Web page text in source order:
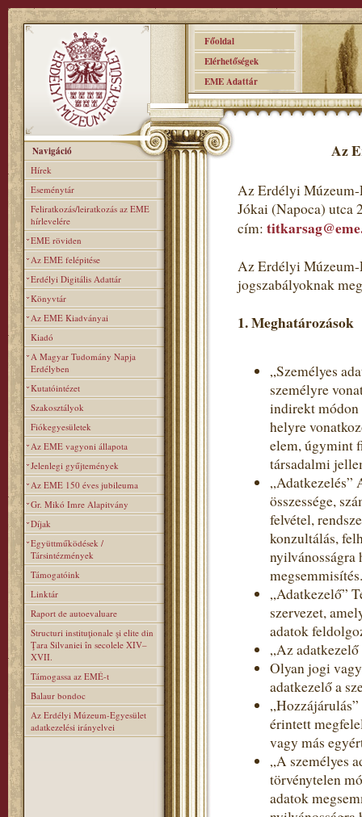
Főoldal
Elérhetőségek
EME Adattár
Navigáció
Hírek
Eseménytár
Feliratkozás/leiratkozás az EME
hírlevelére
EME röviden
Az EME felépitése
Erdélyi Digitális Adattár
Könyvtár
Az EME Kiadványai
Kiadó
A Magyar Tudomány Napja
Erdélyben
Kutatóintézet
Szakosztályok
Fiókegyesületek
Az EME vagyoni állapota
Jelenlegi gyűjtemények
Az EME 150 éves jubileuma
Gr. Mikó Imre Alapitvány
Díjak
Együttműködések /
Társintézmények
Támogatóink
Linktár
Raport de autoevaluare
Structuri instituţionale şi elite din
Ţara Silvaniei în secolele XIV–
XVII.
Támogassa az EMÉ-t
Balaur bondoc
Az Erdélyi Múzeum-Egyesület
adatkezelési irányelvei
Az
Az Erdélyi
Jókai (Napoca) utca
cím:
Az Erdélyi Múzeum-
jogszabályoknak
1. Meghatározások
„Személyes
személyre
indirekt módon
helyre
elem, úgymint
társadalmi
„Adatkezelés”
összessége,
felvétel,
konzultálás,
nyilvánosságra
megsemmisítés.
„Adatkezelő”
szervezet,
adatok
„Az
Olyan jogi
adatkezelő a
érintett
vagy más
„A személyes
törvénytelen
adatok